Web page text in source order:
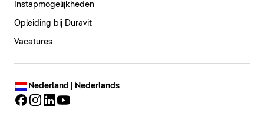
Instapmogelijkheden
Opleiding bij Duravit
Vacatures
Nederland | Nederlands